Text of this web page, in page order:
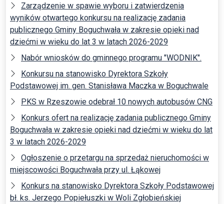
Zarządzenie w spawie wyboru i zatwierdzenia
wyników otwartego konkursu na realizację zadania
publicznego Gminy Boguchwała w zakresie opieki nad
dziećmi w wieku do lat 3 w latach 2026-2029
Nabór wniosków do gminnego programu "WODNIK".
Konkursu na stanowisko Dyrektora Szkoły
Podstawowej im. gen. Stanisława Maczka w Boguchwale
PKS w Rzeszowie odebrał 10 nowych autobusów CNG
Konkurs ofert na realizację zadania publicznego Gminy
Boguchwała w zakresie opieki nad dziećmi w wieku do lat
3 w latach 2026-2029
Ogłoszenie o przetargu na sprzedaż nieruchomości w
miejscowości Boguchwała przy ul. Łąkowej
Konkurs na stanowisko Dyrektora Szkoły Podstawowej
bł. ks. Jerzego Popiełuszki w Woli Zgłobieńskiej